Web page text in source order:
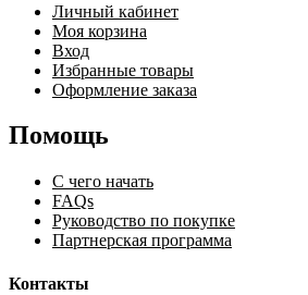
Личный кабинет
Моя корзина
Вход
Избранные товары
Оформление заказа
Помощь
С чего начать
FAQs
Руководство по покупке
Партнерская программа
Контакты